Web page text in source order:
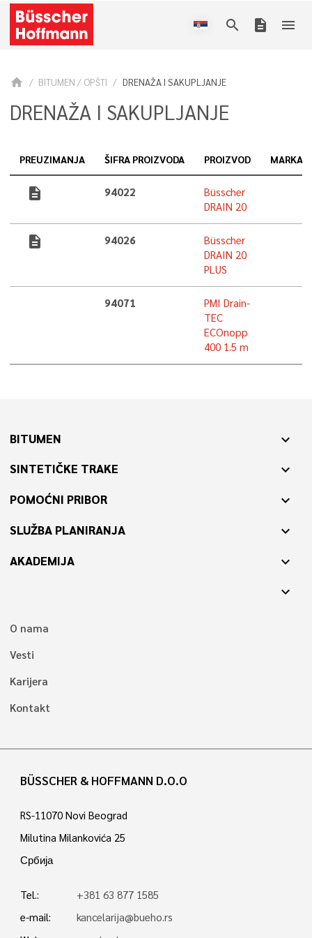
search description menu
home BITUMEN / OPŠTI DRENAŽA I SAKUPLJANJE
DRENAŽA I SAKUPLJANJE
PREUZIMANJA ŠIFRA PROIZVODA PROIZVOD MARKA
description 94022
Büsscher
DRAIN 20
description 94026
Büsscher
DRAIN 20
PLUS
94071
PMI Drain-
TEC
ECOnopp
400 1.5 m
BITUMEN expand_more
SINTETIČKE TRAKE expand_more
POMOĆNI PRIBOR expand_more
SLUŽBA PLANIRANJA expand_more
AKADEMIJA
expand_more
expand_more
O nama
Vesti
Karijera
Kontakt
BÜSSCHER & HOFFMANN D.O.O
RS-11070 Novi Beograd
Milutina Milankovića 25
Србија
Tel.:
+381 63 877 1585
e-mail:
kancelarija@bueho.rs